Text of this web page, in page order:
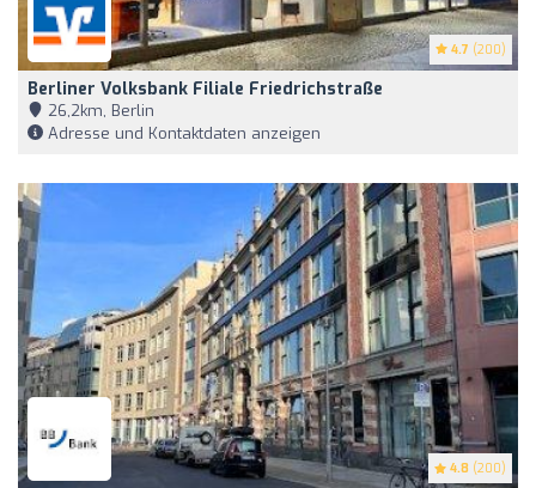
4.7 (200)
Berliner Volksbank Filiale Friedrichstraße
26,2km, Berlin
Adresse und Kontaktdaten anzeigen
4.8 (200)